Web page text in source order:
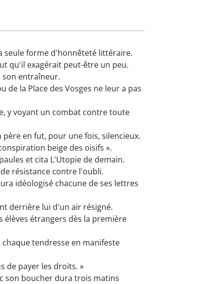
seule forme d'honnêteté littéraire.
qu'il exagérait peut-être un peu.
son entraîneur.
la Place des Vosges ne leur a pas
y voyant un combat contre toute
en fut, pour une fois, silencieux.
beige des oisifs ».
et cita L'Utopie de demain.
résistance contre l'oubli.
idéologisé chacune de ses lettres
derrière lui d'un air résigné.
étrangers dès la première
tendresse en manifeste
de payer les droits. »
son boucher dura trois matins